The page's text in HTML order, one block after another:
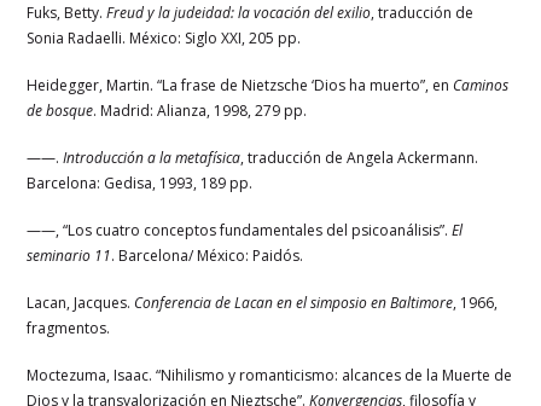
Fuks, Betty.Freud y la judeidad: la vocación del exilio, traducción de
Sonia Radaelli. México: Siglo XXI, 205 pp.
Heidegger, Martin. “La frase de Nietzsche ‘Dios ha muerto”, en Caminos
de bosque. Madrid: Alianza, 1998, 279 pp.
——.Introducción a la metafísica, traducción de Angela Ackermann.
Barcelona: Gedisa, 1993, 189 pp.
——, “Los cuatro conceptos fundamentales del psicoanálisis”.El
seminario 11. Barcelona/ México: Paidós.
Lacan, Jacques. Conferencia de Lacan en el simposio en Baltimore, 1966,
fragmentos.
Moctezuma, Isaac. “Nihilismo y romanticismo: alcances de la Muerte de
Dios y la transvalorización en Nieztsche”.Konvergencias, filosofía y